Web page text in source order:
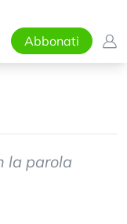
Abbonati
la parola